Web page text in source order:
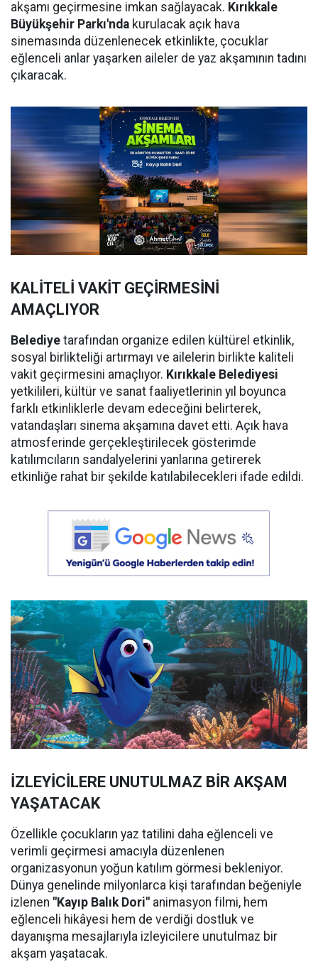
akşamı geçirmesine imkan sağlayacak. Kırıkkale
Büyükşehir Parkı'nda kurulacak açık hava
sinemasında düzenlenecek etkinlikte, çocuklar
eğlenceli anlar yaşarken aileler de yaz akşamının tadını
çıkaracak.
KALİTELİ VAKİT GEÇİRMESİNİ
AMAÇLIYOR
Belediye tarafından organize edilen kültürel etkinlik,
sosyal birlikteliği artırmayı ve ailelerin birlikte kaliteli
vakit geçirmesini amaçlıyor. Kırıkkale Belediyesi
yetkilileri, kültür ve sanat faaliyetlerinin yıl boyunca
farklı etkinliklerle devam edeceğini belirterek,
vatandaşları sinema akşamına davet etti. Açık hava
atmosferinde gerçekleştirilecek gösterimde
katılımcıların sandalyelerini yanlarına getirerek
etkinliğe rahat bir şekilde katılabilecekleri ifade edildi.
İZLEYİCİLERE UNUTULMAZ BİR AKŞAM
YAŞATACAK
Özellikle çocukların yaz tatilini daha eğlenceli ve
verimli geçirmesi amacıyla düzenlenen
organizasyonun yoğun katılım görmesi bekleniyor.
Dünya genelinde milyonlarca kişi tarafından beğeniyle
izlenen "Kayıp Balık Dori" animasyon filmi, hem
eğlenceli hikâyesi hem de verdiği dostluk ve
dayanışma mesajlarıyla izleyicilere unutulmaz bir
akşam yaşatacak.